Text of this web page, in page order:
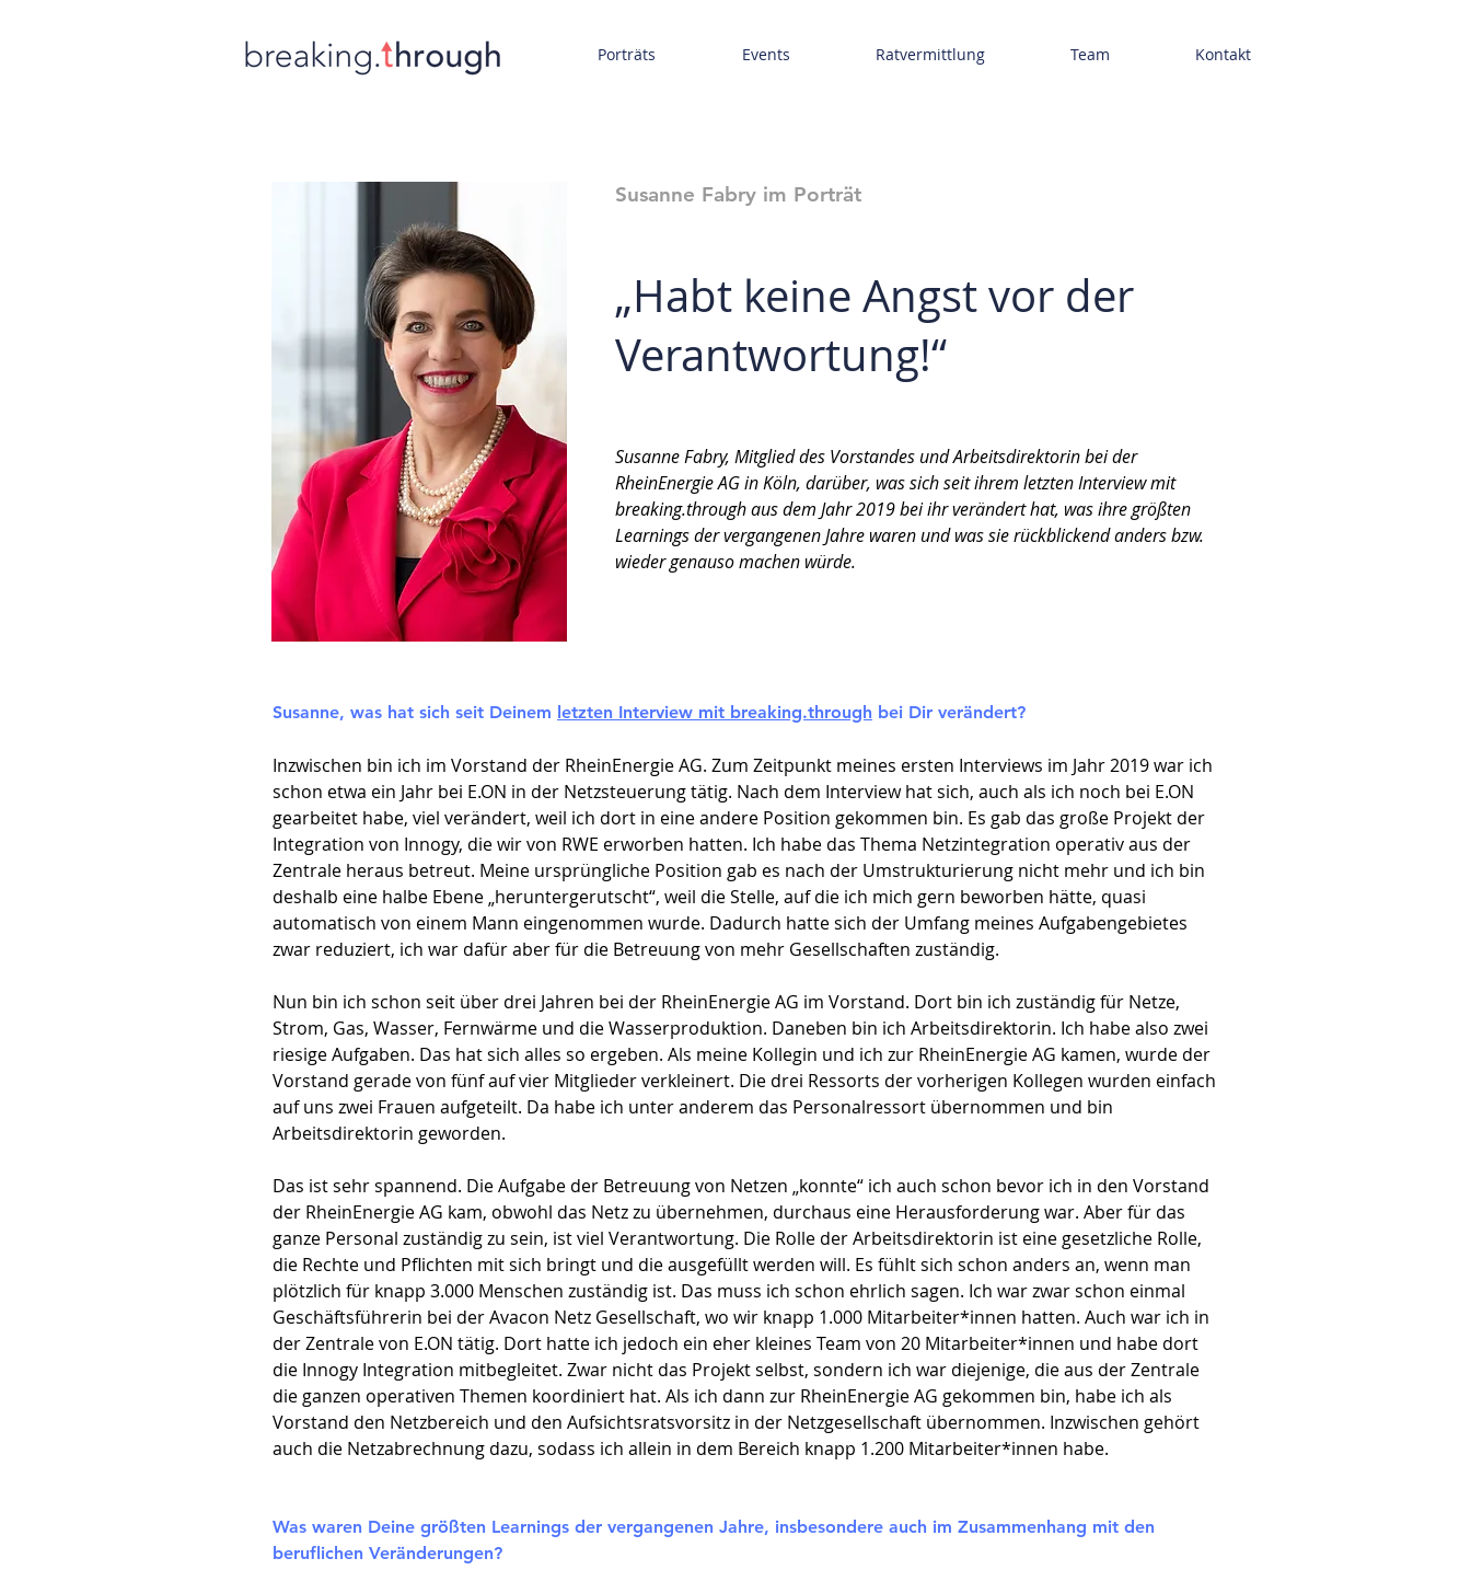
Porträts Events Ratvermittlung Team Kontakt
Susanne Fabry im Porträt
„Habt keine Angst vor der
Verantwortung!“
Susanne Fabry, Mitglied des Vorstandes und Arbeitsdirektorin bei der
RheinEnergie AG in Köln, darüber, was sich seit ihrem letzten Interview mit
breaking.through aus dem Jahr 2019 bei ihr verändert hat, was ihre größten
Learnings der vergangenen Jahre waren und was sie rückblickend anders bzw.
wieder genauso machen würde.
Susanne, was hat sich seit Deinem letzten Interview mit breaking.through bei Dir verändert?
Inzwischen bin ich im Vorstand der RheinEnergie AG. Zum Zeitpunkt meines ersten Interviews im Jahr 2019 war ich
schon etwa ein Jahr bei E.ON in der Netzsteuerung tätig. Nach dem Interview hat sich, auch als ich noch bei E.ON
gearbeitet habe, viel verändert, weil ich dort in eine andere Position gekommen bin. Es gab das große Projekt der
Integration von Innogy, die wir von RWE erworben hatten. Ich habe das Thema Netzintegration operativ aus der
Zentrale heraus betreut. Meine ursprüngliche Position gab es nach der Umstrukturierung nicht mehr und ich bin
deshalb eine halbe Ebene „heruntergerutscht“, weil die Stelle, auf die ich mich gern beworben hätte, quasi
automatisch von einem Mann eingenommen wurde. Dadurch hatte sich der Umfang meines Aufgabengebietes
zwar reduziert, ich war dafür aber für die Betreuung von mehr Gesellschaften zuständig.
Nun bin ich schon seit über drei Jahren bei der RheinEnergie AG im Vorstand. Dort bin ich zuständig für Netze,
Strom, Gas, Wasser, Fernwärme und die Wasserproduktion. Daneben bin ich Arbeitsdirektorin. Ich habe also zwei
riesige Aufgaben. Das hat sich alles so ergeben. Als meine Kollegin und ich zur RheinEnergie AG kamen, wurde der
Vorstand gerade von fünf auf vier Mitglieder verkleinert. Die drei Ressorts der vorherigen Kollegen wurden einfach
auf uns zwei Frauen aufgeteilt. Da habe ich unter anderem das Personalressort übernommen und bin
Arbeitsdirektorin geworden.
Das ist sehr spannend. Die Aufgabe der Betreuung von Netzen „konnte“ ich auch schon bevor ich in den Vorstand
der RheinEnergie AG kam, obwohl das Netz zu übernehmen, durchaus eine Herausforderung war. Aber für das
ganze Personal zuständig zu sein, ist viel Verantwortung. Die Rolle der Arbeitsdirektorin ist eine gesetzliche Rolle,
die Rechte und Pflichten mit sich bringt und die ausgefüllt werden will. Es fühlt sich schon anders an, wenn man
plötzlich für knapp 3.000 Menschen zuständig ist. Das muss ich schon ehrlich sagen. Ich war zwar schon einmal
Geschäftsführerin bei der Avacon Netz Gesellschaft, wo wir knapp 1.000 Mitarbeiter*innen hatten. Auch war ich in
der Zentrale von E.ON tätig. Dort hatte ich jedoch ein eher kleines Team von 20 Mitarbeiter*innen und habe dort
die Innogy Integration mitbegleitet. Zwar nicht das Projekt selbst, sondern ich war diejenige, die aus der Zentrale
die ganzen operativen Themen koordiniert hat. Als ich dann zur RheinEnergie AG gekommen bin, habe ich als
Vorstand den Netzbereich und den Aufsichtsratsvorsitz in der Netzgesellschaft übernommen. Inzwischen gehört
auch die Netzabrechnung dazu, sodass ich allein in dem Bereich knapp 1.200 Mitarbeiter*innen habe.
Was waren Deine größten Learnings der vergangenen Jahre, insbesondere auch im Zusammenhang mit den
beruflichen Veränderungen?​